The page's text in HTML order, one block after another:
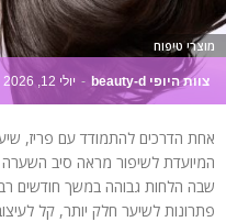
צוות היופי beauty-d - יולי 12, 2026
מוצרי טיפוח
אחת הדרכים להתמודד עם פריז,
המיועדת לשיפור מראה סיב השערה
שבה הלחות גבוהה במשך חודשים
פתרונות לשיער חלק יותר, קל